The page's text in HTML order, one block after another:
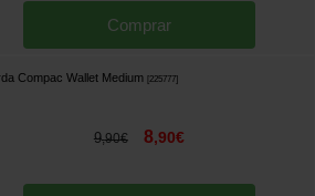
Comprar
Compac Wallet Medium [225777]
9,90€ 8,90€